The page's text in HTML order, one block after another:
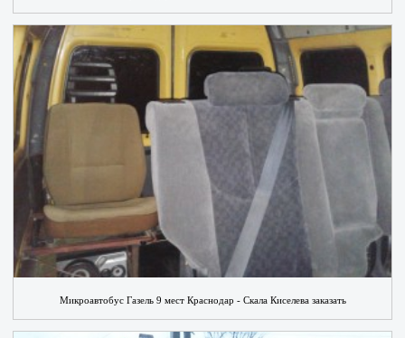
Микроавтобус Газель 9 мест Краснодар - Скала Киселева заказать